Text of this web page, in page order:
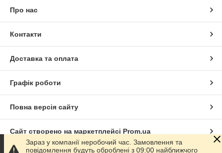
Про нас
Контакти
Доставка та оплата
Графік роботи
Повна версія сайту
Сайт створено на маркетплейсі Prom.ua
Зараз у компанії неробочий час. Замовлення та
повідомлення будуть оброблені з 09:00 найближчого